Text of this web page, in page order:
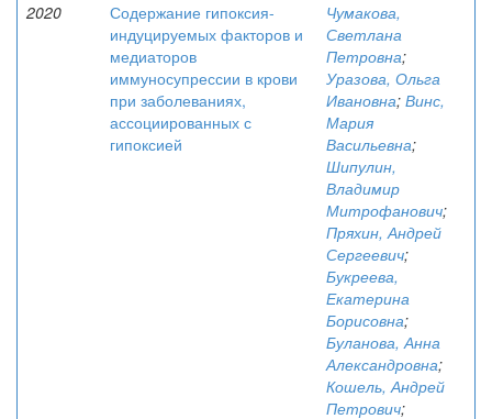
2020
Содержание гипоксия-
индуцируемых факторов и
медиаторов
иммуносупрессии в крови
при заболеваниях,
ассоциированных с
гипоксией
Чумакова,
Светлана
Петровна;
Уразова, Ольга
Ивановна; Винс,
Мария
Васильевна;
Шипулин,
Владимир
Митрофанович;
Пряхин, Андрей
Сергеевич;
Букреева,
Екатерина
Борисовна;
Буланова, Анна
Александровна;
Кошель, Андрей
Петрович;